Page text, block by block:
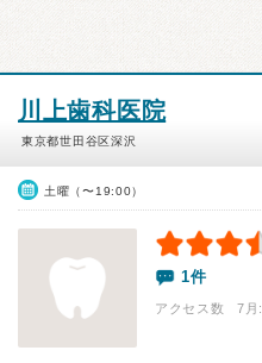
川上歯科医院
東京都世田谷区深沢
土曜（〜19:00）
1件
アクセス数 7月: